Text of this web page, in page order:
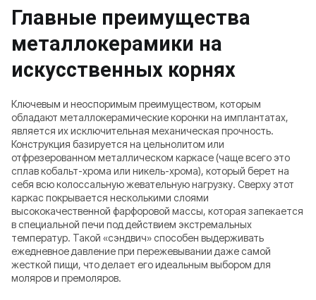
Главные преимущества
металлокерамики на
искусственных корнях
Ключевым и неоспоримым преимуществом, которым
обладают металлокерамические коронки на имплантатах,
является их исключительная механическая прочность.
Конструкция базируется на цельнолитом или
отфрезерованном металлическом каркасе (чаще всего это
сплав кобальт-хрома или никель-хрома), который берет на
себя всю колоссальную жевательную нагрузку. Сверху этот
каркас покрывается несколькими слоями
высококачественной фарфоровой массы, которая запекается
в специальной печи под действием экстремальных
температур. Такой «сэндвич» способен выдерживать
ежедневное давление при пережевывании даже самой
жесткой пищи, что делает его идеальным выбором для
моляров и премоляров.